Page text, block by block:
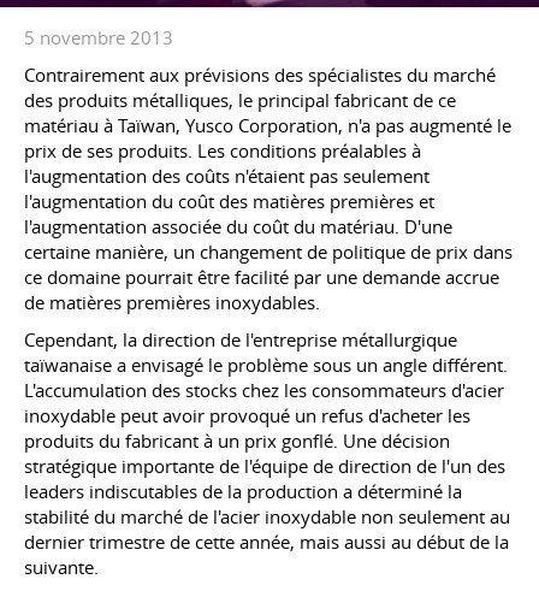
5 novembre 2013
Contrairement aux prévisions des spécialistes du marché
des produits métalliques, le principal fabricant de ce
matériau à Taïwan, Yusco Corporation, n'a pas augmenté le
prix de ses produits. Les conditions préalables à
l'augmentation des coûts n'étaient pas seulement
l'augmentation du coût des matières premières et
l'augmentation associée du coût du matériau. D'une
certaine manière, un changement de politique de prix dans
ce domaine pourrait être facilité par une demande accrue
de matières premières inoxydables.
Cependant, la direction de l'entreprise métallurgique
taïwanaise a envisagé le problème sous un angle différent.
L'accumulation des stocks chez les consommateurs d'acier
inoxydable peut avoir provoqué un refus d'acheter les
produits du fabricant à un prix gonflé. Une décision
stratégique importante de l'équipe de direction de l'un des
leaders indiscutables de la production a déterminé la
stabilité du marché de l'acier inoxydable non seulement au
dernier trimestre de cette année, mais aussi au début de la
suivante.